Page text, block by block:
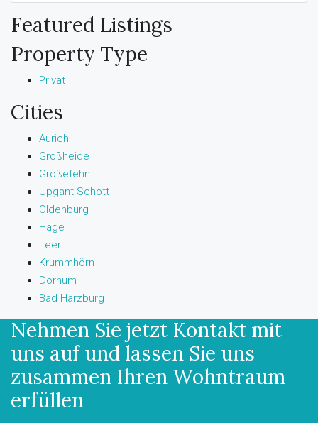
Featured Listings
Property Type
Privat
Cities
Aurich
Großheide
Großefehn
Upgant-Schott
Oldenburg
Hage
Leer
Krummhörn
Dornum
Bad Harzburg
Nehmen Sie jetzt Kontakt mit
uns auf und lassen Sie uns
zusammen Ihren Wohntraum
erfüllen